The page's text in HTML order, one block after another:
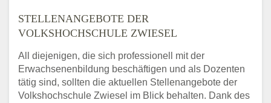
STELLENANGEBOTE DER
VOLKSHOCHSCHULE ZWIESEL
All diejenigen, die sich professionell mit der
Erwachsenenbildung beschäftigen und als Dozenten
tätig sind, sollten die aktuellen Stellenangebote der
Volkshochschule Zwiesel im Blick behalten. Dank des